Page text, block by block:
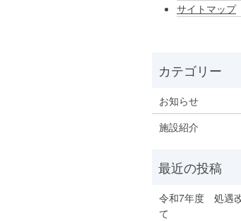
サイトマップ
お知らせ
施設紹介
令和7年度 処遇
て